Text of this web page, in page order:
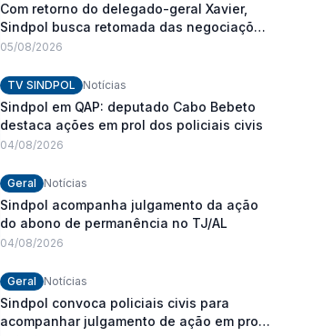
Com retorno do delegado-geral Xavier,
Sindpol busca retomada das negociações
da pauta de reivindicações e
05/08/2026
TV SINDPOL Notícias
Sindpol em QAP: deputado Cabo Bebeto
destaca ações em prol dos policiais civis
04/08/2026
Geral Notícias
Sindpol acompanha julgamento da ação
do abono de permanência no TJ/AL
04/08/2026
Geral Notícias
Sindpol convoca policiais civis para
acompanhar julgamento de ação em prol